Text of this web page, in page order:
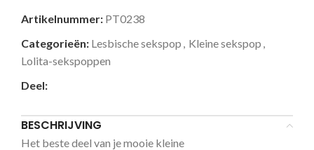
Artikelnummer: PT0238
Categorieën: Lesbische sekspop , Kleine sekspop ,
Lolita-sekspoppen
Deel:
BESCHRIJVING
Het beste deel van je mooie kleine